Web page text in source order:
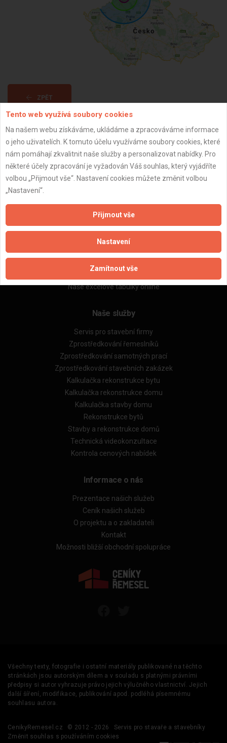
ZPĚT
Aktualizováno z portálu ARES dne 11.01.2025 19:47:33
Naše firmy a řemeslníci
Zpracování a ochrana osobních údajů
Zásady pro používání souborů cookie
Naše excelové tabulky online
Naše služby
Servis pro stavební firmy
Zprostředkování řemeslníků
Zprostředkování samotných prací
Zprostředkování stavebních zakázek
Kalkulačka rekonstrukce bytu
Kalkulačka rekonstrukce domu
Kalkulačka stavby domu
Rekonstrukce bytů
Stavby a rekonstrukce domů
Technická videokonzultace
Kontrola cenových nabídek
Informace o nás
Prezentace našich služeb
Ceník našich služeb
O projektu a o zakladateli
Kontakt
Možnosti bližší obchodní spolupráce
Všechny texty, fotografie i ostatní materiály publikované na těchto
stránkách jsou autorským dílem a v souladu s platnými právními
předpisy si autor vyhrazuje právo jejich výlučného vlastnictví. Jejich
další šíření, modifikace, publikování apod. podléhá písemnému
souhlasu autora.
CenikyRemesel.cz © 2012 - 2026
Servis pro stavaře a stavebníky
Změnit souhlas s používáním cookies
Tento web využívá soubory cookies
Na našem webu získáváme, ukládáme a zpracováváme informace
o jeho uživatelích. K tomuto účelu využíváme soubory cookies, které
nám pomáhají zkvalitnit naše služby a personalizovat nabídky. Pro
některé účely zpracování je vyžadován Váš souhlas, který vyjádříte
volbou „Přijmout vše“. Nastavení cookies můžete změnit volbou
„Nastavení“.
Přijmout vše
Nastavení
Zamítnout vše